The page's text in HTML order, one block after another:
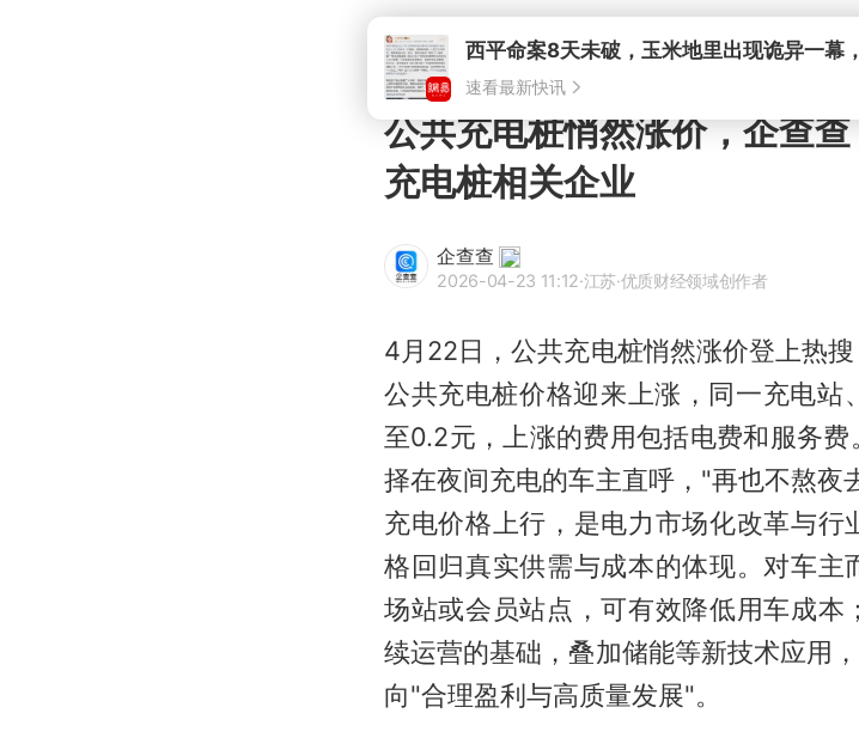
公共充电桩悄然涨价，企查
充电桩相关企业
企查查
2026-04-23 11:12·江苏·优质财经领域创作者
4月22日，公共充电桩悄然涨价登上热
公共充电桩价格迎来上涨，同一充电
至0.2元，上涨的费用包括电费和服务
择在夜间充电的车主直呼，"再也不熬夜
充电价格上行，是电力市场化改革与行
格回归真实供需与成本的体现。对车主
场站或会员站点，可有效降低用车成
续运营的基础，叠加储能等新技术应用
向"合理盈利与高质量发展"。